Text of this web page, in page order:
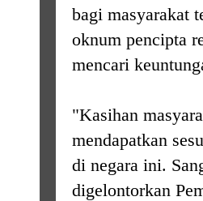
bagi masyarakat
oknum pencipta
mencari
"Kasihan
mendapatkan
di negara ini.
digelontorkan